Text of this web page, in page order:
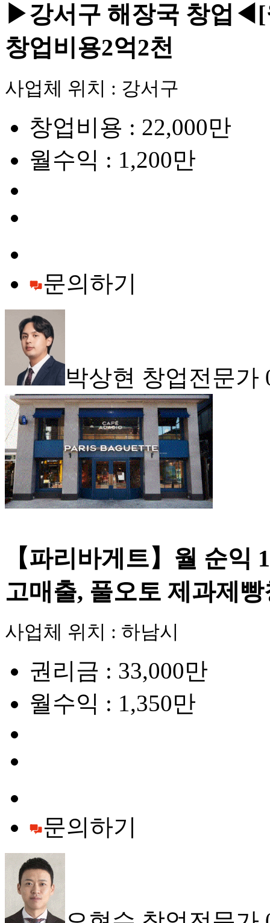
▶강서구 해장국 창업◀[
창업비용2억2천
사업체 위치 : 강서구
창업비용 : 22,000만
월수익 : 1,200만
문의하기
박상현 창업전문가
【파리바게트】월 순익
고매출, 풀오토 제과제
사업체 위치 : 하남시
권리금 : 33,000만
월수익 : 1,350만
문의하기